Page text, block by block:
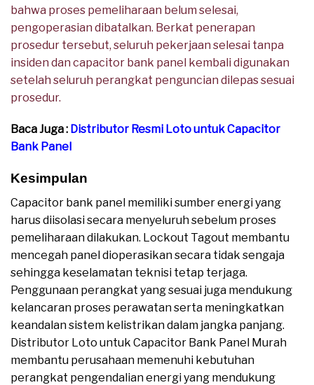
bahwa proses pemeliharaan belum selesai,
pengoperasian dibatalkan. Berkat penerapan
prosedur tersebut, seluruh pekerjaan selesai tanpa
insiden dan capacitor bank panel kembali digunakan
setelah seluruh perangkat penguncian dilepas sesuai
prosedur.
Baca Juga : Distributor Resmi Loto untuk Capacitor
Bank Panel
Kesimpulan
Capacitor bank panel memiliki sumber energi yang
harus diisolasi secara menyeluruh sebelum proses
pemeliharaan dilakukan. Lockout Tagout membantu
mencegah panel dioperasikan secara tidak sengaja
sehingga keselamatan teknisi tetap terjaga.
Penggunaan perangkat yang sesuai juga mendukung
kelancaran proses perawatan serta meningkatkan
keandalan sistem kelistrikan dalam jangka panjang.
Distributor Loto untuk Capacitor Bank Panel Murah
membantu perusahaan memenuhi kebutuhan
perangkat pengendalian energi yang mendukung